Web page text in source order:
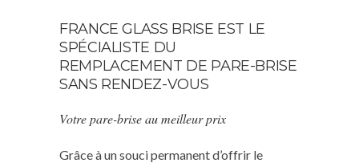
FRANCE GLASS BRISE EST LE
SPÉCIALISTE DU
REMPLACEMENT DE PARE-BRISE
SANS RENDEZ-VOUS
Votre pare-brise au meilleur prix
Grâce à un souci permanent d’offrir le